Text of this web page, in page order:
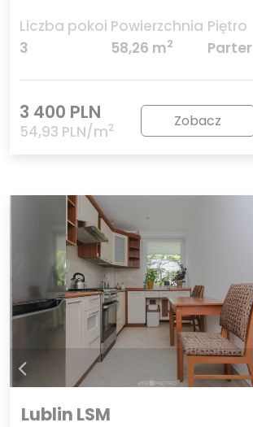
Liczba pokoi
3
Powierzchnia
58,26 m2
Piętro
Parter
3 400 PLN
54,93 PLN/m2 Zobacz
Lublin LSM